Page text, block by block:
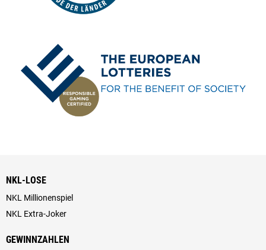
NKL-LOSE
NKL Millionenspiel
NKL Extra-Joker
GEWINNZAHLEN